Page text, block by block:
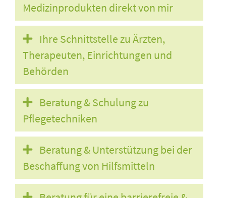
Medizinprodukten direkt von mir
Ihre Schnittstelle zu Ärzten,
Therapeuten, Einrichtungen und
Behörden
Beratung & Schulung zu
Pflegetechniken
Beratung & Unterstützung bei der
Beschaffung von Hilfsmitteln